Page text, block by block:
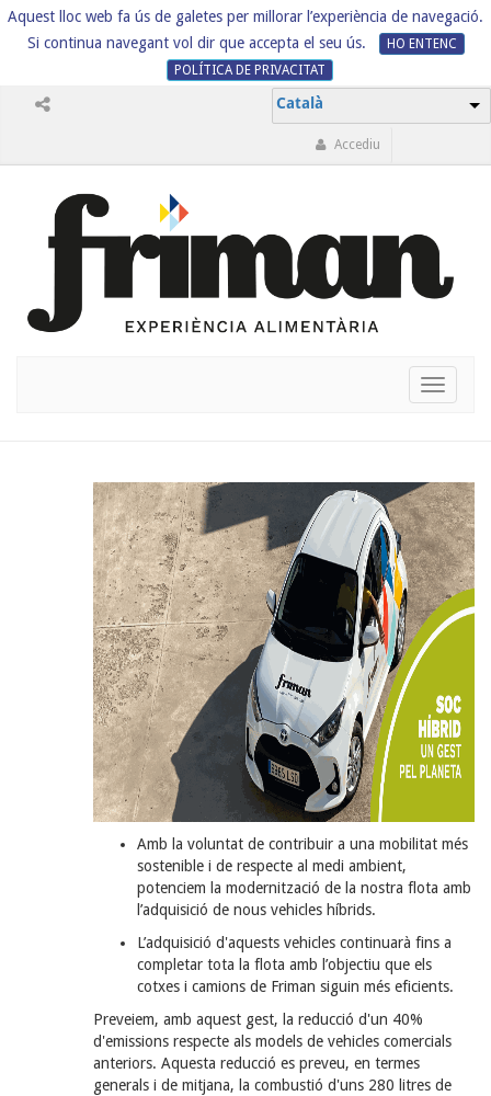
Aquest lloc web fa ús de galetes per millorar l’experiència de navegació.
Si continua navegant vol dir que accepta el seu ús.
HO ENTENC
POLÍTICA DE PRIVACITAT
Català
Accediu
Toggle
Amb la voluntat de contribuir a una mobilitat més
sostenible i de respecte al medi ambient,
potenciem la modernització de la nostra flota amb
l’adquisició de nous vehicles híbrids.
L’adquisició d'aquests vehicles continuarà fins a
completar tota la flota amb l’objectiu que els
cotxes i camions de Friman siguin més eficients.
Preveiem, amb aquest gest, la reducció d'un 40%
d'emissions respecte als models de vehicles comercials
anteriors. Aquesta reducció es preveu, en termes
generals i de mitjana, la combustió d'uns 280 litres de